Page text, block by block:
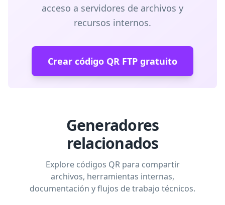
acceso a servidores de archivos y
recursos internos.
Crear código QR FTP gratuito
Generadores
relacionados
Explore códigos QR para compartir
archivos, herramientas internas,
documentación y flujos de trabajo técnicos.